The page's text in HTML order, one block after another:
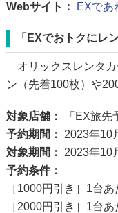
Webサイト：
EXであ
「EXでおトクにレ
オリックスレンタカ
ン（先着100枚）や
対象店舗：
「EX旅
予約期間： 2023年10
対象期間： 2023年10
予約条件：
［1000円引き］1台
［2000円引き］1台